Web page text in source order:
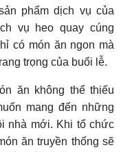
phẩm dịch vụ của
vụ heo quay cúng
có món ăn ngon mà
trọng của buổi lễ.
ăn không thể thiếu
mang đến những
nhà mới. Khi tổ chức
ăn truyền thống sẽ